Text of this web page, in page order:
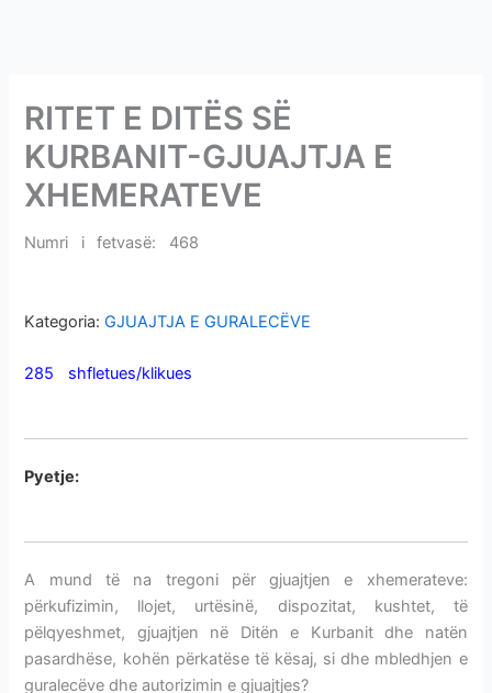
RITET E DITËS SË
KURBANIT-GJUAJTJA E
XHEMERATEVE
Numri i fetvasë: 468
Kategoria:GJUAJTJA E GURALECËVE
285 shfletues/klikues
Pyetje:
A mund të na tregoni për gjuajtjen e xhemerateve:
përkufizimin, llojet, urtësinë, dispozitat, kushtet, të
pëlqyeshmet, gjuajtjen në Ditën e Kurbanit dhe natën
pasardhëse, kohën përkatëse të kësaj, si dhe mbledhjen e
guralecëve dhe autorizimin e gjuajtjes?
i
m
e
e